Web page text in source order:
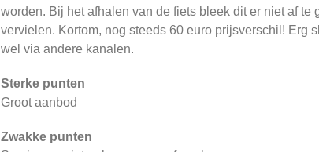
worden. Bij het afhalen van de fiets bleek dit er niet af
vervielen. Kortom, nog steeds 60 euro prijsverschil! Erg
wel via andere kanalen.
Sterke punten
Groot aanbod
Zwakke punten